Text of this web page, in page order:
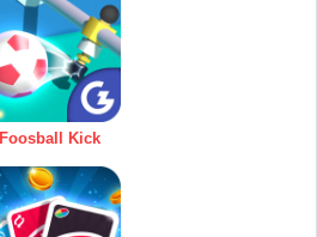
Foosball Kick